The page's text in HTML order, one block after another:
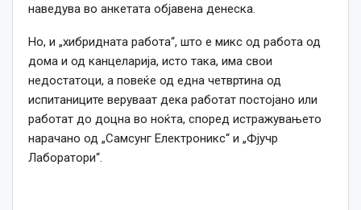
наведува во анкетата објавена денеска.
Но, и „хибридната работа“, што е микс од работа од
дома и од канцеларија, исто така, има свои
недостатоци, а повеќе од една четвртина од
испитаниците веруваат дека работат постојано или
работат до доцна во ноќта, според истражувањето
нарачано од „Самсунг Електроникс“ и „Фјучр
Лаборатори“.